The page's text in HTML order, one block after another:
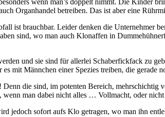
wenn man’s doppelt nimmt. Die Kinder
Organhandel betreiben. Das ist aber eine
ist brauchbar. Leider denken die Unternehmer
sind, wo man auch Klonaffen in
und sie sind für allerlei Schaberfickfack zu
mit Männchen einer Spezies treiben, die gerade
die sind, im potenten Bereich, mehrschichtig
man dabei nicht alles … Vollmacht, oder
jedoch sofort aufs Klo getragen, wo man ihn